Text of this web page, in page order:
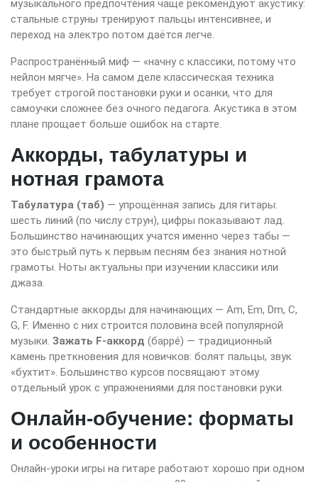
музыкального предпочтения чаще рекомендуют акустику:
стальные струны тренируют пальцы интенсивнее, и
переход на электро потом даётся легче.
Распространённый миф — «начну с классики, потому что
нейлон мягче». На самом деле классическая техника
требует строгой постановки руки и осанки, что для
самоучки сложнее без очного педагога. Акустика в этом
плане прощает больше ошибок на старте.
Аккорды, табулатуры и
нотная грамота
Табулатура (таб) — упрощённая запись для гитары:
шесть линий (по числу струн), цифры показывают лад.
Большинство начинающих учатся именно через табы —
это быстрый путь к первым песням без знания нотной
грамоты. Ноты актуальны при изучении классики или
джаза.
Стандартные аккорды для начинающих — Am, Em, Dm, C,
G, F. Именно с них строится половина всей популярной
музыки. Зажать F-аккорд (баррé) — традиционный
камень преткновения для новичков: болят пальцы, звук
«бухтит». Большинство курсов посвящают этому
отдельный урок с упражнениями для постановки руки.
Онлайн-обучение: форматы
и особенности
Онлайн-уроки игры на гитаре работают хорошо при одном